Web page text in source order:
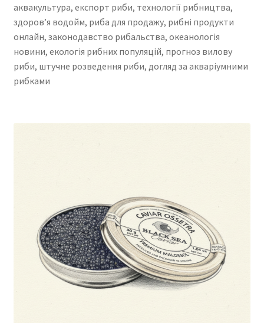
аквакультура, експорт риби, технології рибництва,
здоров’я водойм, риба для продажу, рибні продукти
онлайн, законодавство рибальства, океанологія
новини, екологія рибних популяцій, прогноз вилову
риби, штучне розведення риби, догляд за акваріумними
рибками